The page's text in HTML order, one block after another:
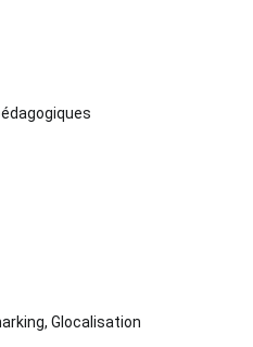
Glocalisation